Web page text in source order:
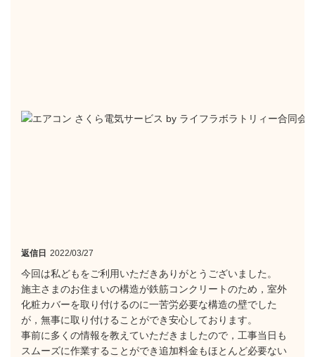
返信日 2022/03/27
今回は私どもをご利用いただきありがとうございました。
施主さまのお住まいの構造が鉄筋コンクリートのため，室外
化粧カバーを取り付けるのに一苦労必要な構造の壁でした
が，無事に取り付けることができ安心しております。
事前に多くの情報を教えていただきましたので，工事当日も
スムーズに作業することができ追加料金もほとんど必要ない